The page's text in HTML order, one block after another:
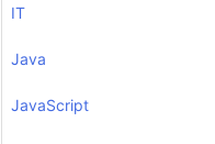
IT
Java
JavaScript